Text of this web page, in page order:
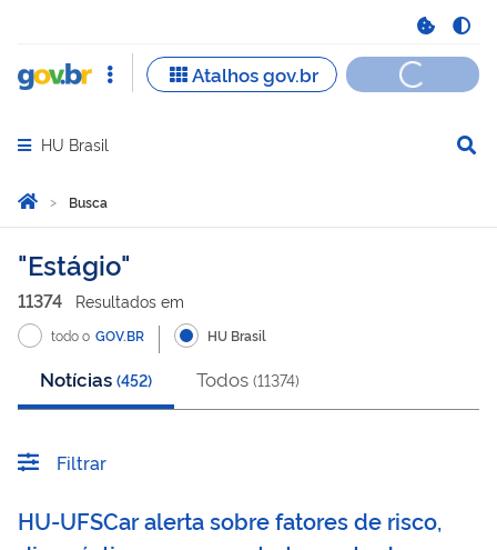
Abrir menu principal de navegação
HU Brasil
Você está aqui:
Página Inicial
Busca
Busca
Estágio
11374 Resultados em
todo o GOV.BR HU Brasil
Notícias (452) Todos (11374)
Filtrar
HU-UFSCar alerta sobre fatores de risco,